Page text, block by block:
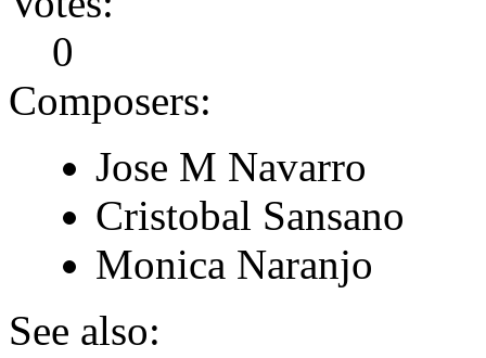
0
Composers:
Jose M Navarro
Cristobal Sansano
Monica Naranjo
See also: